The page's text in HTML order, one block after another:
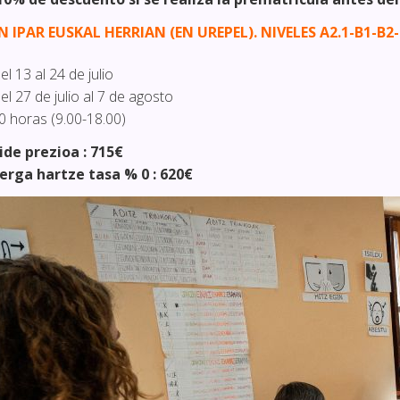
IPAR EUSKAL HERRIAN (EN UREPEL). NIVELES A2.1-B1-
13 al 24 de julio
27 de julio al 7 de agosto
horas (9.00-18.00)
prezioa : 715€
hartze tasa % 0 : 620€